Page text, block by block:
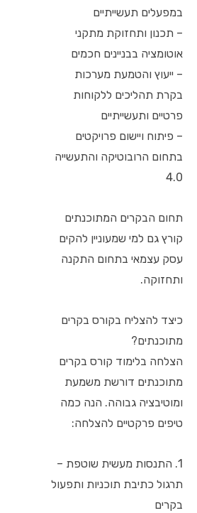
במפעלים תעשייתיים
– תכנון ותחזוקת מתקני
אוטומציה בבניינים חכמים
– ייעוץ והטמעת מערכות
בקרת תהליכים ללקוחות
פרטיים ותעשייתיים
– פיתוח ויישום פרויקטים
בתחום הרובוטיקה והתעשייה
4.0
תחום הבקרים המתוכנתים
קורץ גם למי שמעוניין להקים
עסק עצמאי בתחום התקנה
ותחזוקה.
כיצד להצליח בקורס בקרים
מתוכנתים?
הצלחה בלימוד קורס בקרים
מתוכנתים דורשת משמעת
ומוטיבציה גבוהה. הנה כמה
טיפים פרקטיים להצלחה:
1. התנסות מעשית שוטפת –
תרגול כתיבת תוכניות ותפעול
בקרים